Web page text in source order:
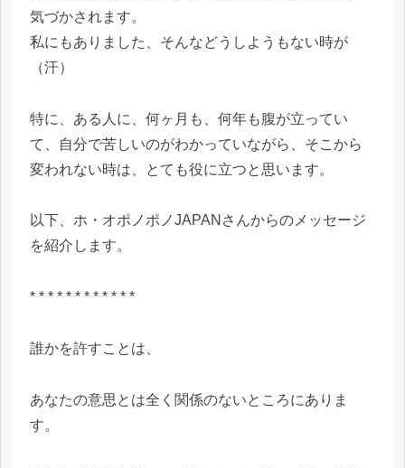
気づかされます。
私にもありました、そんなどうしようもない時が
（汗）
特に、ある人に、何ヶ月も、何年も腹が立ってい
て、自分で苦しいのがわかっていながら、そこから
変われない時は、とても役に立つと思います。
以下、ホ・オポノポノJAPANさんからのメッセージ
を紹介します。
* * * * * * * * * * * *
誰かを許すことは、
あなたの意思とは全く関係のないところにありま
す。